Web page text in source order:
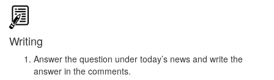
Writing
Answer the question under today’s news and write the
answer in the comments.